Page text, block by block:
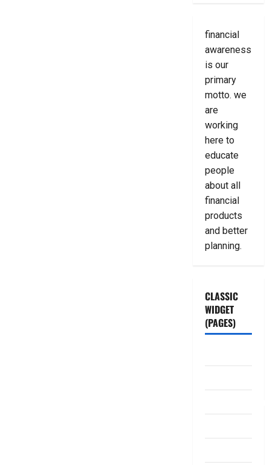
financial
awareness
is our
primary
motto. we
are
working
here to
educate
people
about all
financial
products
and better
planning.
CLASSIC
WIDGET
(PAGES)